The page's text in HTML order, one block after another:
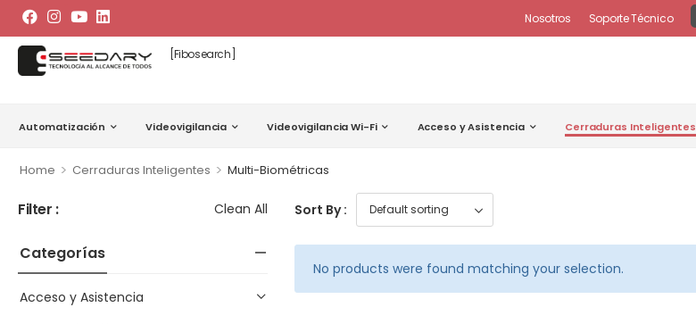
Nosotros Soporte Técnico
[fibosearch]
Automatización Videovigilancia Videovigilancia Wi-Fi Acceso y Asistencia Cerraduras Inteligentes
Home > Cerraduras Inteligentes > Multi-Biométricas
Filter : Clean All
Categorías
Acceso y Asistencia
Sort By :
No products were found matching your selection.